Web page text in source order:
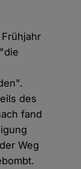
des
fand
Weg